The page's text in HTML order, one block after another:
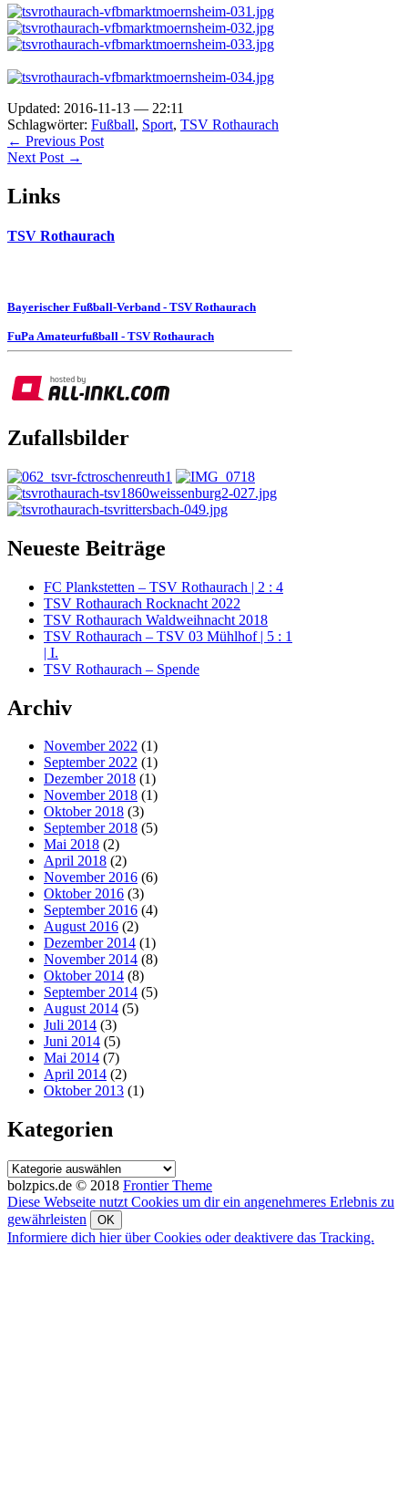
Updated: 2016-11-13 — 22:11
Schlagwörter: Fußball, Sport, TSV Rothaurach
← Previous Post
Next Post →
Links
TSV Rothaurach
Bayerischer Fußball-Verband - TSV Rothaurach
FuPa Amateurfußball - TSV Rothaurach
Zufallsbilder
Neueste Beiträge
FC Plankstetten – TSV Rothaurach | 2 : 4
TSV Rothaurach Rocknacht 2022
TSV Rothaurach Waldweihnacht 2018
TSV Rothaurach – TSV 03 Mühlhof | 5 : 1
| I.
TSV Rothaurach – Spende
Archiv
November 2022 (1)
September 2022 (1)
Dezember 2018 (1)
November 2018 (1)
Oktober 2018 (3)
September 2018 (5)
Mai 2018 (2)
April 2018 (2)
November 2016 (6)
Oktober 2016 (3)
September 2016 (4)
August 2016 (2)
Dezember 2014 (1)
November 2014 (8)
Oktober 2014 (8)
September 2014 (5)
August 2014 (5)
Juli 2014 (3)
Juni 2014 (5)
Mai 2014 (7)
April 2014 (2)
Oktober 2013 (1)
Kategorien
Kategorien
bolzpics.de © 2018 Frontier Theme
Diese Webseite nutzt Cookies um dir ein angenehmeres Erlebnis zu
gewährleisten
OK
Informiere dich hier über Cookies oder deaktivere das Tracking.